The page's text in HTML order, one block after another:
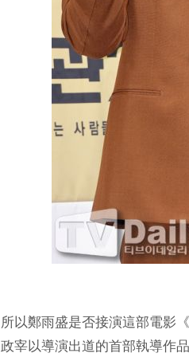
所以鄭雨盛是否接演這部電影
政宰以導演出道的首部執導作